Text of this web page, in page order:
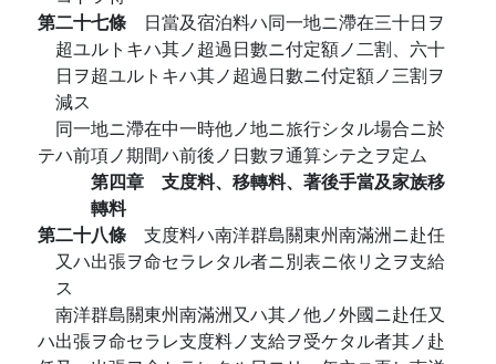
第二十七條 日當及宿泊料ハ同一地ニ滯在三十日ヲ
超ユルトキハ其ノ超過日數ニ付定額ノ二割、六十
日ヲ超ユルトキハ其ノ超過日數ニ付定額ノ三割ヲ
減ス
同一地ニ滯在中一時他ノ地ニ旅行シタル場合ニ於
テハ前項ノ期間ハ前後ノ日數ヲ通算シテ之ヲ定ム
第四章 支度料、移轉料、著後手當及家族移
轉料
第二十八條 支度料ハ南洋群島關東州南滿洲ニ赴任
又ハ出張ヲ命セラレタル者ニ別表ニ依リ之ヲ支給
ス
南洋群島關東州南滿洲又ハ其ノ他ノ外國ニ赴任又
ハ出張ヲ命セラレ支度料ノ支給ヲ受ケタル者其ノ赴